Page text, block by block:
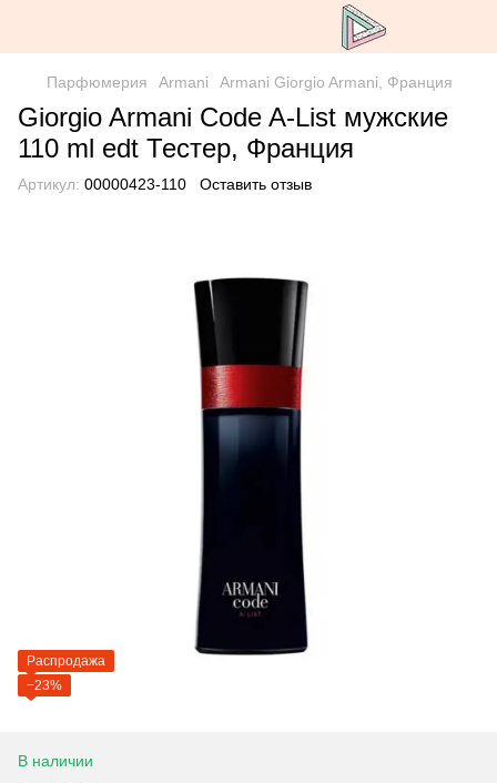
Парфюмерия Armani Armani Giorgio Armani, Франция
Giorgio Armani Code A-List мужские
110 ml edt Тестер, Франция
Артикул: 00000423-110 Оставить отзыв
Распродажа
−23%
В наличии